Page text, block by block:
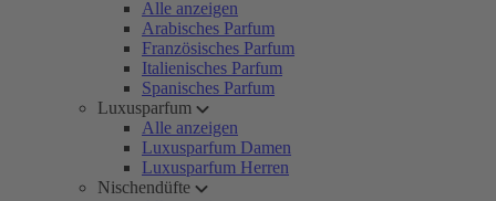
Alle anzeigen
Arabisches Parfum
Französisches Parfum
Italienisches Parfum
Spanisches Parfum
Luxusparfum
Alle anzeigen
Luxusparfum Damen
Luxusparfum Herren
Nischendüfte